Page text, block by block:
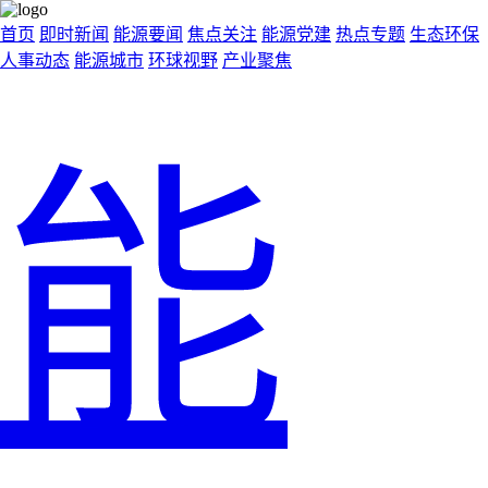
首页 即时新闻 能源要闻 焦点关注 能源党建 热点专题 生态环保
人事动态 能源城市 环球视野 产业聚焦
能